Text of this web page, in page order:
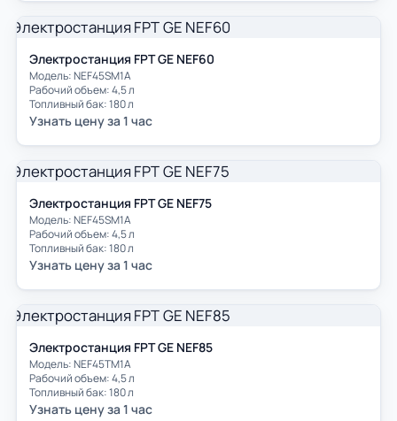
Электростанция FPT GE NEF60
Модель: NEF45SM1A
Рабочий объем: 4,5 л
Топливный бак: 180 л
Узнать цену за 1 час
Электростанция FPT GE NEF75
Модель: NEF45SM1A
Рабочий объем: 4,5 л
Топливный бак: 180 л
Узнать цену за 1 час
Электростанция FPT GE NEF85
Модель: NEF45TM1A
Рабочий объем: 4,5 л
Топливный бак: 180 л
Узнать цену за 1 час